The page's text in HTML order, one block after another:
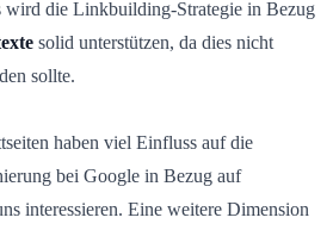
wird die Linkbuilding-Strategie in Bezug
solid unterstützen, da dies nicht
sollte.
haben viel Einfluss auf die
bei Google in Bezug auf
interessieren. Eine weitere Dimension